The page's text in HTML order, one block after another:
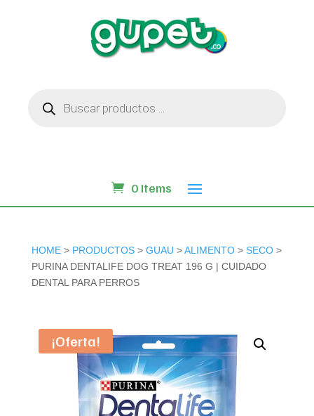
productos
0 Items
HOME> PRODUCTOS> GUAU >ALIMENTO> SECO>
PURINA DENTALIFE DOG TREAT 196 G | CUIDADO
DENTAL PARA PERROS
¡Oferta!